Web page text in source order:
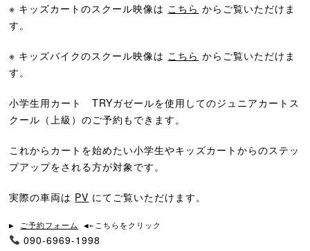
※ キッズカートのスクール映像は こちら からご覧いただけま
す。
※ キッズバイクのスクール映像は こちら からご覧いただけま
す。
小学生用カート TRYガゼールを使用してのジュニアカートス
クール（上級）のご予約もできます。
これからカートを始めたい小学生やキッズカートからのステッ
プアップをされる方が対象です。
実際の車両は PV にてご覧いただけます。
▶ ご予約フォーム ◀←こちらをクリック
090-6969-1998